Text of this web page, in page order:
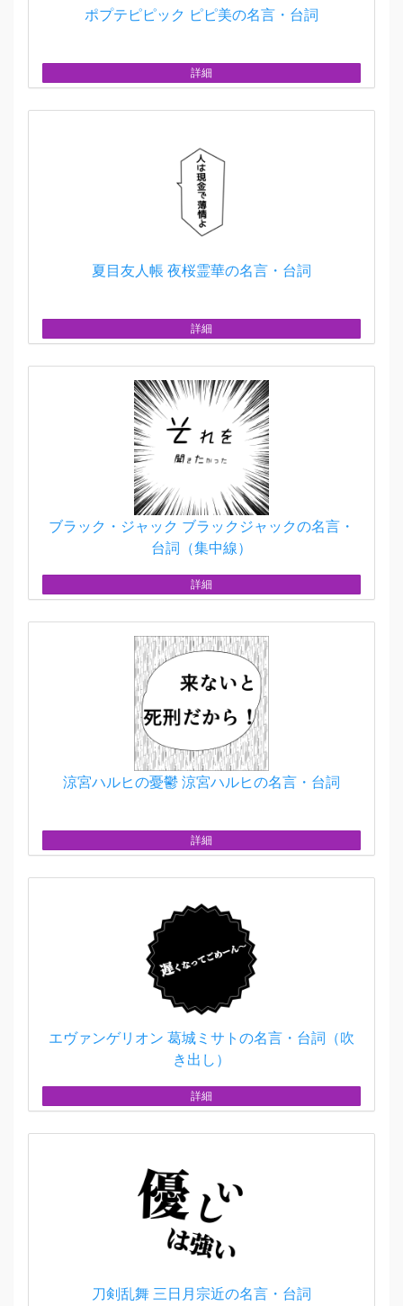
ポプテピピック ピピ美の名言・台詞
詳細
夏目友人帳 夜桜霊華の名言・台詞
詳細
ブラック・ジャック ブラックジャックの名言・
台詞（集中線）
詳細
涼宮ハルヒの憂鬱 涼宮ハルヒの名言・台詞
詳細
エヴァンゲリオン 葛城ミサトの名言・台詞（吹
き出し）
詳細
刀剣乱舞 三日月宗近の名言・台詞